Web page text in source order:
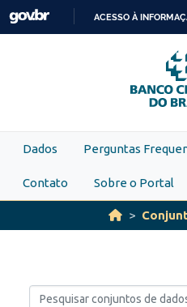
Skip to main content
O
ACESSO À
Dados Perguntas
Contato Sobre o Portal